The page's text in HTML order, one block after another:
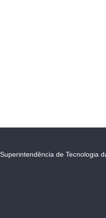
Superintendência de Tecnologia